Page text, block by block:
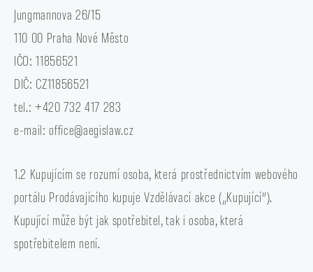
Jungmannova 26/15
110 00 Praha Nové Město
IČO: 11856521
DIČ: CZ11856521
tel.: +420 732 417 283
e-mail: office@aegislaw.cz
1.2 Kupujícím se rozumí osoba, která prostřednictvím webového
portálu Prodávajícího kupuje Vzdělávací akce („Kupující“).
Kupující může být jak spotřebitel, tak i osoba, která
spotřebitelem není.